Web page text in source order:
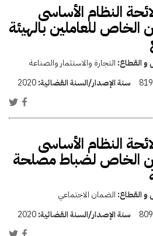
النظام الأساسى
الخاص للعاملين بالهيئة
و القطاع: التجارة والاستثمار والصناعة
819 سنة الإصدار/السنة القضائية:2020
النظام الأساسى
الخاص لضباط مصلحة
و القطاع: الضمان الاجتماعي
809 سنة الإصدار/السنة القضائية:2020